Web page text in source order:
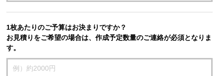
1枚あたりのご予算はお決まりですか？
お見積りをご希望の場合は、作成予定数量のご連絡が必須となりま
す。